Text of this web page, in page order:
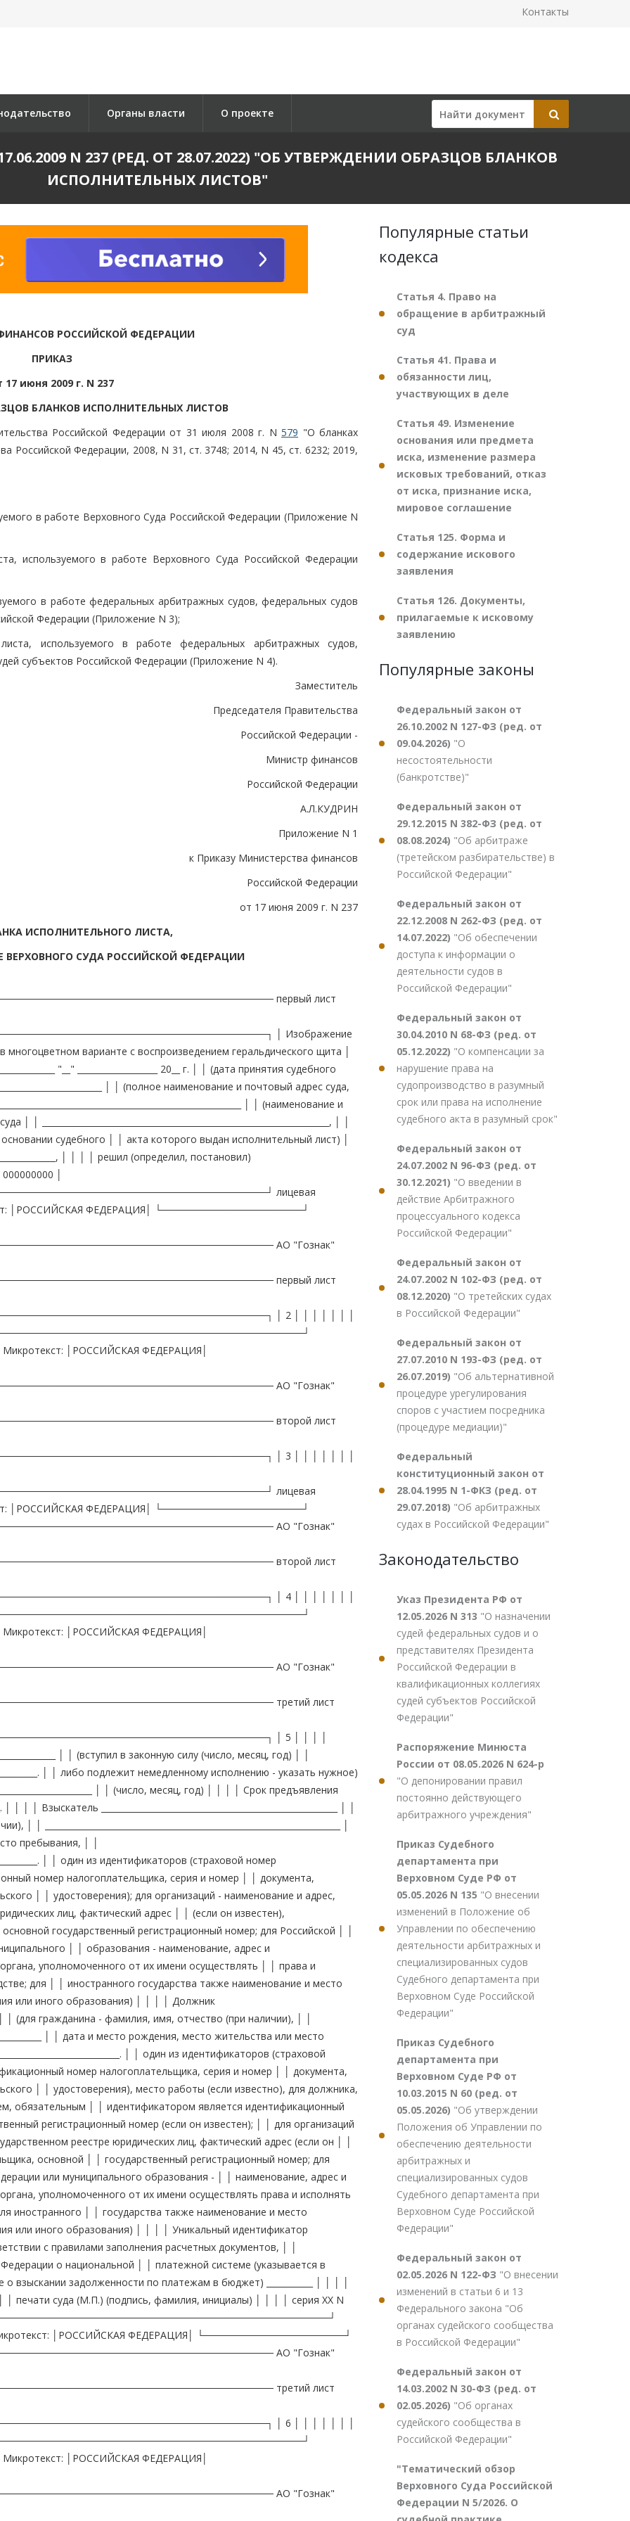
Контакты
Органы власти О проекте
N 237 (РЕД. ОТ 28.07.2022) "ОБ УТВЕРЖДЕНИИ ОБРАЗЦОВ БЛАНКОВ
ИСПОЛНИТЕЛЬНЫХ ЛИСТОВ"
РОССИЙСКОЙ ФЕДЕРАЦИИ
ПРИКАЗ
17 июня 2009 г. N 237
БЛАНКОВ ИСПОЛНИТЕЛЬНЫХ ЛИСТОВ
Российской Федерации от 31 июля 2008 г. N579 "О бланках
Российской Федерации, 2008, N 31, ст. 3748; 2014, N 45, ст. 6232; 2019,
в работе Верховного Суда Российской Федерации (Приложение N
используемого в работе Верховного Суда Российской Федерации
в работе федеральных арбитражных судов, федеральных судов
Федерации (Приложение N 3);
используемого в работе федеральных арбитражных судов,
субъектов Российской Федерации (Приложение N 4).
Заместитель
Председателя Правительства
Российской Федерации -
Министр финансов
Российской Федерации
А.Л.КУДРИН
Приложение N 1
к Приказу Министерства финансов
Российской Федерации
от 17 июня 2009 г. N 237
ИСПОЛНИТЕЛЬНОГО ЛИСТА,
ВЕРХОВНОГО СУДА РОССИЙСКОЙ ФЕДЕРАЦИИ
Популярные статьи
кодекса
Статья 4. Право на
обращение в арбитражный
суд
Статья 41. Права и
обязанности лиц,
участвующих в деле
Статья 49. Изменение
основания или предмета
иска, изменение размера
исковых требований, отказ
от иска, признание иска,
мировое соглашение
Статья 125. Форма и
содержание искового
заявления
Статья 126. Документы,
прилагаемые к исковому
заявлению
Популярные законы
Федеральный закон от
26.10.2002 N 127-ФЗ (ред. от
09.04.2026) "О
несостоятельности
(банкротстве)"
Федеральный закон от
29.12.2015 N 382-ФЗ (ред. от
08.08.2024) "Об арбитраже
(третейском разбирательстве) в
Российской Федерации"
Федеральный закон от
22.12.2008 N 262-ФЗ (ред. от
14.07.2022) "Об обеспечении
доступа к информации о
деятельности судов в
Российской Федерации"
Федеральный закон от
30.04.2010 N 68-ФЗ (ред. от
05.12.2022) "О компенсации за
нарушение права на
судопроизводство в разумный
срок или права на исполнение
судебного акта в разумный срок"
Федеральный закон от
24.07.2002 N 96-ФЗ (ред. от
30.12.2021) "О введении в
действие Арбитражного
процессуального кодекса
Российской Федерации"
Федеральный закон от
24.07.2002 N 102-ФЗ (ред. от
08.12.2020) "О третейских судах
в Российской Федерации"
Федеральный закон от
27.07.2010 N 193-ФЗ (ред. от
26.07.2019) "Об альтернативной
процедуре урегулирования
споров с участием посредника
(процедуре медиации)"
Федеральный
конституционный закон от
28.04.1995 N 1-ФКЗ (ред. от
29.07.2018) "Об арбитражных
судах в Российской Федерации"
Законодательство
Указ Президента РФ от
12.05.2026 N 313 "О назначении
судей федеральных судов и о
представителях Президента
Российской Федерации в
квалификационных коллегиях
судей субъектов Российской
Федерации"
Распоряжение Минюста
России от 08.05.2026 N 624-р
"О депонировании правил
постоянно действующего
арбитражного учреждения"
Приказ Судебного
департамента при
Верховном Суде РФ от
05.05.2026 N 135 "О внесении
изменений в Положение об
Управлении по обеспечению
деятельности арбитражных и
специализированных судов
Судебного департамента при
Верховном Суде Российской
Федерации"
Приказ Судебного
департамента при
Верховном Суде РФ от
10.03.2015 N 60 (ред. от
05.05.2026) "Об утверждении
Положения об Управлении по
обеспечению деятельности
арбитражных и
специализированных судов
Судебного департамента при
Верховном Суде Российской
Федерации"
Федеральный закон от
02.05.2026 N 122-ФЗ "О внесении
изменений в статьи 6 и 13
Федерального закона "Об
органах судейского сообщества
в Российской Федерации"
Федеральный закон от
14.03.2002 N 30-ФЗ (ред. от
02.05.2026) "Об органах
судейского сообщества в
Российской Федерации"
"Тематический обзор
Верховного Суда Российской
Федерации N 5/2026. О